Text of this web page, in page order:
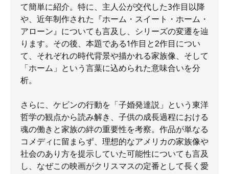
て簡単に紹介。特に、主人公が交代した3作目以降
や、近年制作された『ホーム・スイート・ホーム・
アローン』についても言及し、シリーズの変遷を辿
ります。その後、本題である1作目と2作目につい
て、それぞれの時代背景や描かれる家族像、そして
「ホーム」という言葉に込められた意味合いを分
析。
さらに、ケビンの行動を「子婚発達説」という東洋
哲学の観点から読み解き、子供の成長過程における
魂の働きと家族の絆の重要性を考察。作品が単なる
コメディに留まらず、理想的なアメリカの家族像や
社会のあり方を提示していた可能性についても言及
し、なぜこの映画がクリスマスの定番として長く愛